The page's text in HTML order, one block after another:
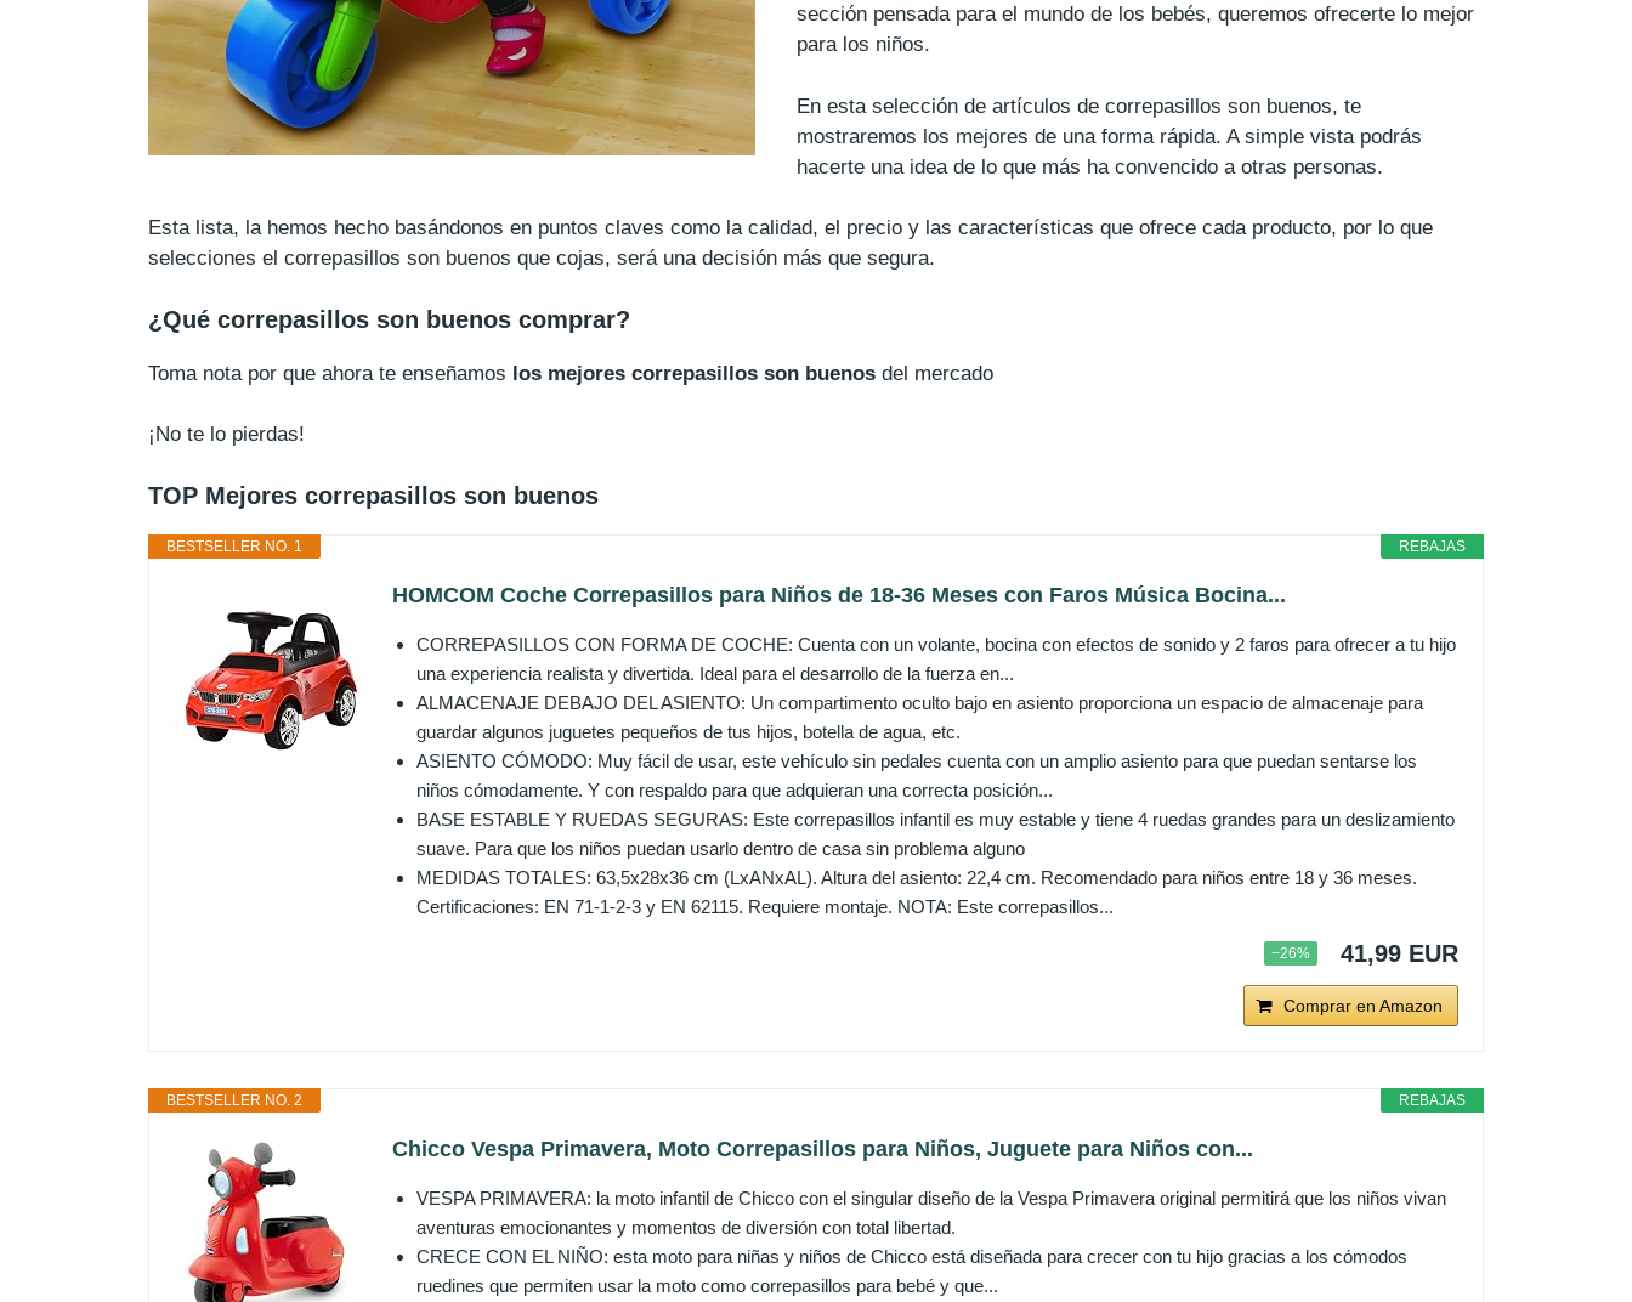
sección pensada para el mundo de los bebés, queremos ofrecerte lo mejor
para los niños.
En esta selección de artículos de correpasillos son buenos, te
mostraremos los mejores de una forma rápida. A simple vista podrás
hacerte una idea de lo que más ha convencido a otras personas.
Esta lista, la hemos hecho basándonos en puntos claves como la calidad, el precio y las características que ofrece cada producto, por lo que
selecciones el correpasillos son buenos que cojas, será una decisión más que segura.
¿Qué correpasillos son buenos comprar?
Toma nota por que ahora te enseñamos los mejores correpasillos son buenos del mercado
¡No te lo pierdas!
TOP Mejores correpasillos son buenos
REBAJAS
BESTSELLER NO. 1
HOMCOM Coche Correpasillos para Niños de 18-36 Meses con Faros Música Bocina...
CORREPASILLOS CON FORMA DE COCHE: Cuenta con un volante, bocina con efectos de sonido y 2 faros para ofrecer a tu hijo
una experiencia realista y divertida. Ideal para el desarrollo de la fuerza en...
ALMACENAJE DEBAJO DEL ASIENTO: Un compartimento oculto bajo en asiento proporciona un espacio de almacenaje para
guardar algunos juguetes pequeños de tus hijos, botella de agua, etc.
ASIENTO CÓMODO: Muy fácil de usar, este vehículo sin pedales cuenta con un amplio asiento para que puedan sentarse los
niños cómodamente. Y con respaldo para que adquieran una correcta posición...
BASE ESTABLE Y RUEDAS SEGURAS: Este correpasillos infantil es muy estable y tiene 4 ruedas grandes para un deslizamiento
suave. Para que los niños puedan usarlo dentro de casa sin problema alguno
MEDIDAS TOTALES: 63,5x28x36 cm (LxANxAL). Altura del asiento: 22,4 cm. Recomendado para niños entre 18 y 36 meses.
Certificaciones: EN 71-1-2-3 y EN 62115. Requiere montaje. NOTA: Este correpasillos...
−26% 41,99 EUR
Comprar en Amazon
REBAJAS
BESTSELLER NO. 2
Chicco Vespa Primavera, Moto Correpasillos para Niños, Juguete para Niños con...
VESPA PRIMAVERA: la moto infantil de Chicco con el singular diseño de la Vespa Primavera original permitirá que los niños vivan
aventuras emocionantes y momentos de diversión con total libertad.
CRECE CON EL NIÑO: esta moto para niñas y niños de Chicco está diseñada para crecer con tu hijo gracias a los cómodos
ruedines que permiten usar la moto como correpasillos para bebé y que...